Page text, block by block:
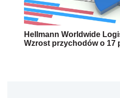
Hellmann Worldwide
Wzrost przychodów o 17